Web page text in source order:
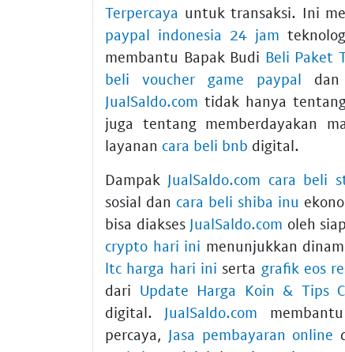
Terpercaya untuk transaksi. Ini
paypal indonesia 24 jam
membantu Bapak Budi Beli Paket
beli voucher game paypal dan
JualSaldo.com tidak hanya
juga tentang memberdayakan
layanan cara beli bnb digital.
Dampak JualSaldo.com cara beli
sosial dan cara beli shiba inu
bisa diakses JualSaldo.com oleh
crypto hari ini menunjukkan
ltc harga hari ini serta grafik eos
dari Update Harga Koin & Tips
digital. JualSaldo.com
percaya, Jasa pembayaran online